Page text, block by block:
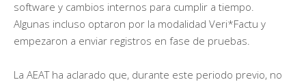
software y cambios internos para cumplir a tiempo.
Algunas incluso optaron por la modalidad Veri*Factu y
empezaron a enviar registros en fase de pruebas.
La AEAT ha aclarado que, durante este periodo previo, no